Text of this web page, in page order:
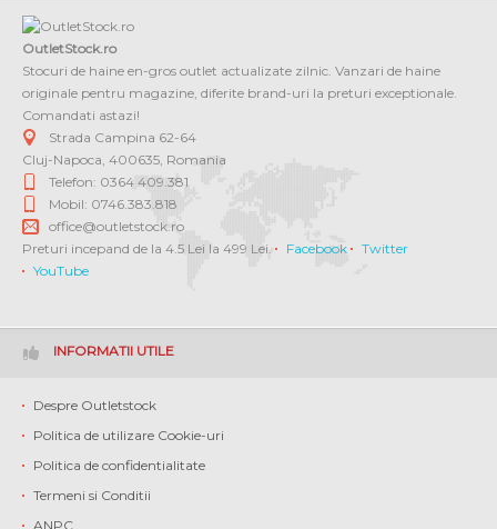
OutletStock.ro
Stocuri de haine en-gros outlet actualizate zilnic. Vanzari de haine
originale pentru magazine, diferite brand-uri la preturi exceptionale.
Comandati astazi!
Strada Campina 62-64
Cluj-Napoca 400635 Romania
Telefon: 0364 409.381
Mobil: 0746.383.818
office@outletstock.ro
Preturi incepand de la 4.5 Lei la 499 Lei.
Facebook
Twitter
YouTube
INFORMATII UTILE
Despre Outletstock
Politica de utilizare Cookie-uri
Politica de confidentialitate
Termeni si Conditii
ANPC